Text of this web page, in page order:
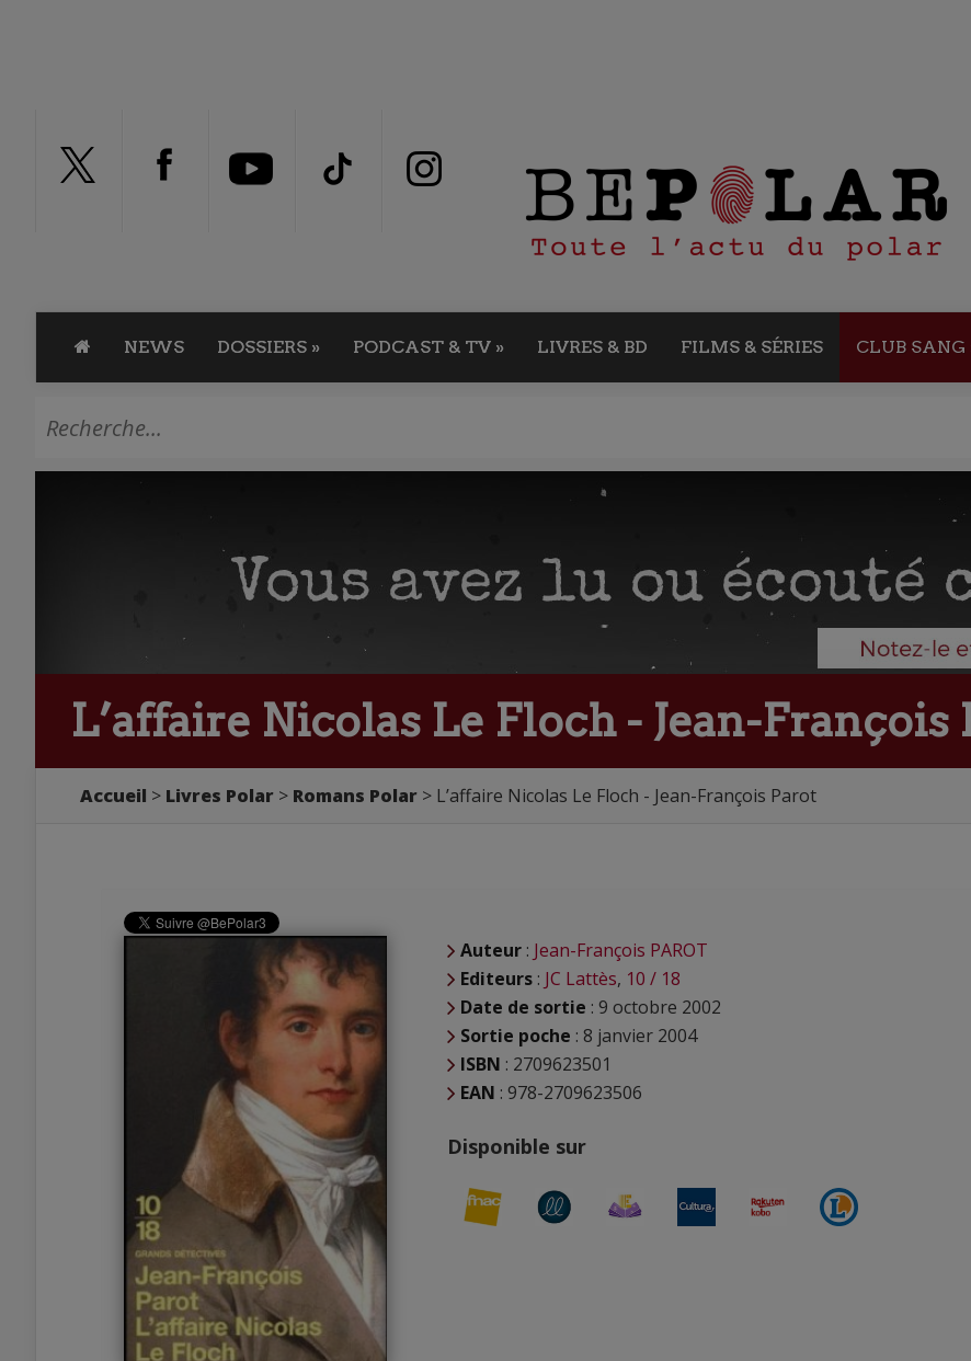
NEWS DOSSIERS » PODCAST & TV » LIVRES & BD FILMS & SÉRIES CLUB SANG
L’affaire Nicolas Le Floch - Jean-François
Accueil Livres Polar Romans Polar L’affaire Nicolas Le Floch - Jean-François Parot
Auteur : Jean-François PAROT
Editeurs : JC Lattès, 10 / 18
Date de sortie : 9 octobre 2002
Sortie poche : 8 janvier 2004
ISBN : 2709623501
EAN : 978-2709623506
Disponible sur